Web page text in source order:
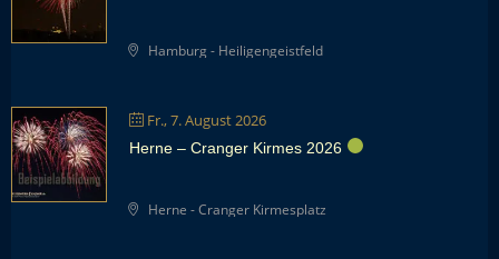
Hamburg - Heiligengeistfeld
Fr., 7. August 2026
Herne – Cranger Kirmes 2026
Herne - Cranger Kirmesplatz